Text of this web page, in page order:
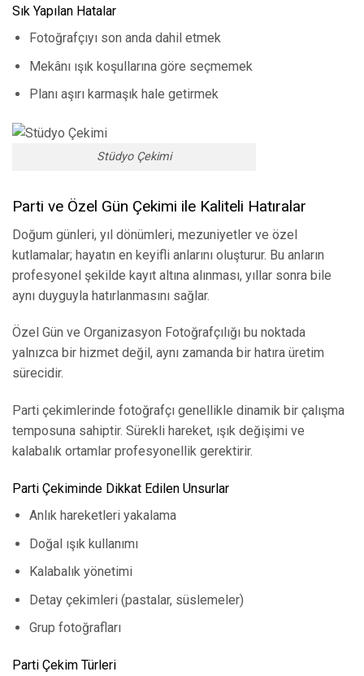
Sık Yapılan Hatalar
Fotoğrafçıyı son anda dahil etmek
Mekânı ışık koşullarına göre seçmemek
Planı aşırı karmaşık hale getirmek
Stüdyo Çekimi
Parti ve Özel Gün Çekimi ile Kaliteli Hatıralar
Doğum günleri, yıl dönümleri, mezuniyetler ve özel
kutlamalar; hayatın en keyifli anlarını oluşturur. Bu anların
profesyonel şekilde kayıt altına alınması, yıllar sonra bile
aynı duyguyla hatırlanmasını sağlar.
Özel Gün ve Organizasyon Fotoğrafçılığı bu noktada
yalnızca bir hizmet değil, aynı zamanda bir hatıra üretim
sürecidir.
Parti çekimlerinde fotoğrafçı genellikle dinamik bir çalışma
temposuna sahiptir. Sürekli hareket, ışık değişimi ve
kalabalık ortamlar profesyonellik gerektirir.
Parti Çekiminde Dikkat Edilen Unsurlar
Anlık hareketleri yakalama
Doğal ışık kullanımı
Kalabalık yönetimi
Detay çekimleri (pastalar, süslemeler)
Grup fotoğrafları
Parti Çekim Türleri